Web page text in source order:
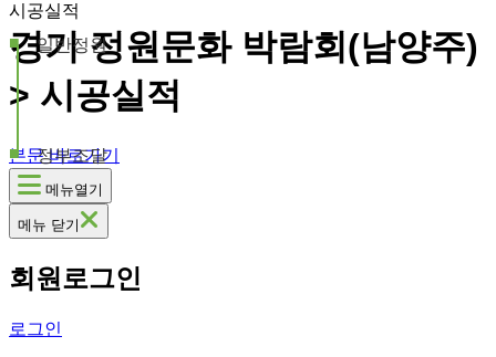
경기 정원문화 박람회(남양주)
> 시공실적
본문 바로가기
메뉴열기
메뉴 닫기
회원로그인
로그인
시공실적
일반정원
정부조달